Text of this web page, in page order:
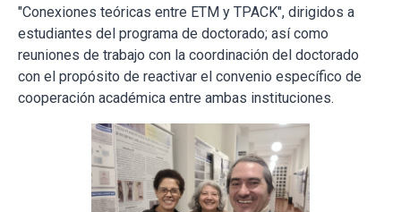
"Conexiones teóricas entre ETM y TPACK", dirigidos a
estudiantes del programa de doctorado; así como
reuniones de trabajo con la coordinación del doctorado
con el propósito de reactivar el convenio específico de
cooperación académica entre ambas instituciones.